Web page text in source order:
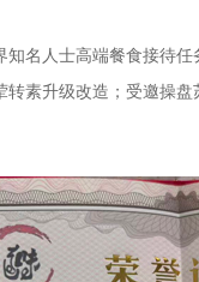
名人士高端餐食接待
素升级改造；受邀操